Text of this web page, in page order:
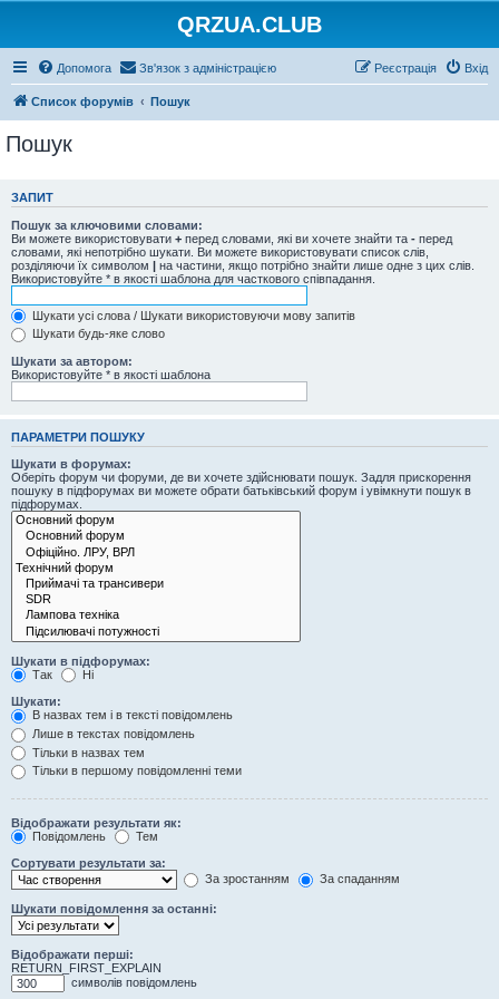
QRZUA.CLUB
Допомога Зв'язок з адміністрацією Вхід
Реєстрація
Список форумів Пошук
Пошук
ЗАПИТ
Пошук за ключовими словами:
Ви можете використовувати + перед словами, які ви хочете знайти та - перед
словами, які непотрібно шукати. Ви можете використовувати список слів,
розділяючи їх символом | на частини, якщо потрібно знайти лише одне з цих слів.
Використовуйте * в якості шаблона для часткового співпадання.
Шукати усі слова / Шукати використовуючи мову запитів
Шукати будь-яке слово
Шукати за автором:
Використовуйте * в якості шаблона
ПАРАМЕТРИ ПОШУКУ
Шукати в форумах:
Оберіть форум чи форуми, де ви хочете здійснювати пошук. Задля прискорення
пошуку в підфорумах ви можете обрати батьківський форум і увімкнути пошук в
підфорумах.
Шукати в підфорумах:
Так
Ні
Шукати:
В назвах тем і в тексті повідомлень
Лише в текстах повідомлень
Тільки в назвах тем
Тільки в першому повідомленні теми
Відображати результати як:
Повідомлень
Тем
Сортувати результати за:
За зростанням
За спаданням
Шукати повідомлення за останні:
Відображати перші:
RETURN_FIRST_EXPLAIN
символів повідомлень